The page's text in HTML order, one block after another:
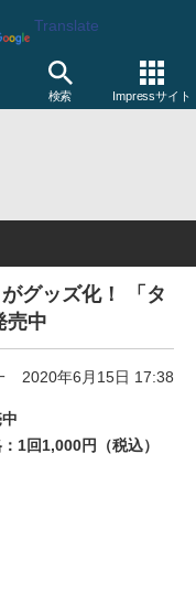
Translate
検索 Impressサイト
グッズ化！ 「タ
売中
2020年6月15日 17:38
1回1,000円（税込）